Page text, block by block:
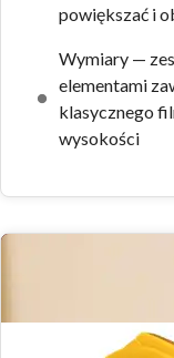
powiększać i
Wymiary —
elementami
klasycznego
wysokości